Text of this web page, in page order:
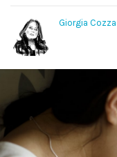
Giorgia Cozza